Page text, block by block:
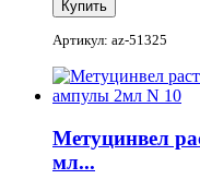
Артикул: az-51325
Метуцинвел
мл...